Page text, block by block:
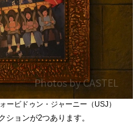
ービドゥン・ジャーニー（USJ）
ションが2つあります。